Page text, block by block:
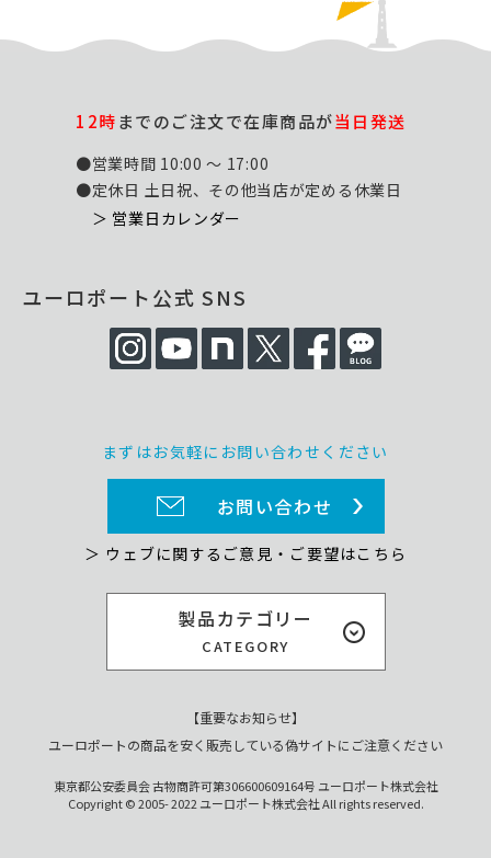
製品カテゴリー
CATEGORY
12時までのご注文で在庫商品が当日発送
●営業時間 10:00 ～ 17:00
●定休日 土日祝、その他当店が定める休業日
＞ 営業日カレンダー
ユーロポート公式 SNS
まずはお気軽にお問い合わせください
お問い合わせ
＞ ウェブに関するご意見・ご要望はこちら
【重要なお知らせ】
ユーロポートの商品を安く販売している偽サイトにご注意ください
東京都公安委員会 古物商許可第306600609164号 ユーロポート株式会社
Copyright © 2005- 2022 ユーロポート株式会社 All rights reserved.